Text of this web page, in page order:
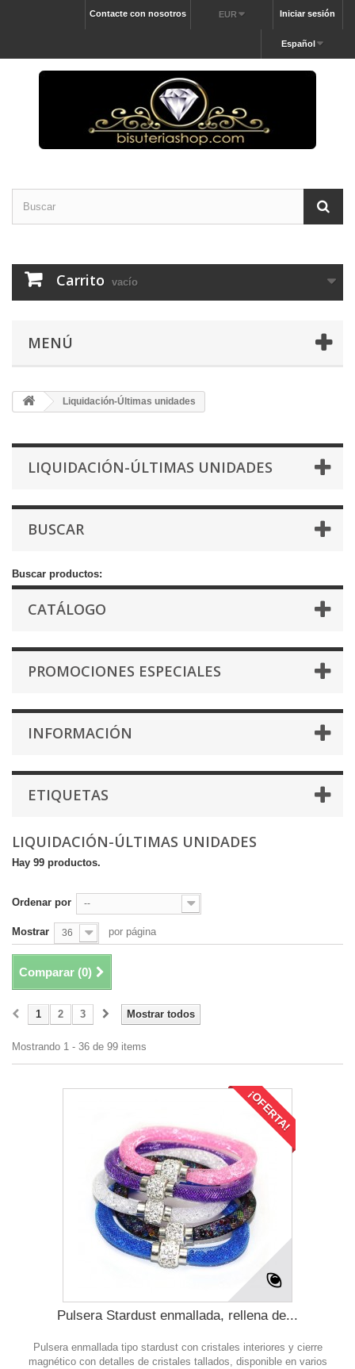
Iniciar sesión
EUR
Contacte con nosotros
Español
Carrito vacío
MENÚ
Liquidación-Últimas unidades
LIQUIDACIÓN-ÚLTIMAS UNIDADES
BUSCAR
Buscar productos:
CATÁLOGO
PROMOCIONES ESPECIALES
INFORMACIÓN
ETIQUETAS
LIQUIDACIÓN-ÚLTIMAS UNIDADES
Hay 99 productos.
Ordenar por --
Mostrar 36 por página
Comparar (0)
Mostrar todos
1 2 3
Mostrando 1 - 36 de 99 items
¡OFERTA!
Pulsera Stardust enmallada, rellena de...
Pulsera enmallada tipo stardust con cristales interiores y cierre
magnético con detalles de cristales tallados, disponible en varios